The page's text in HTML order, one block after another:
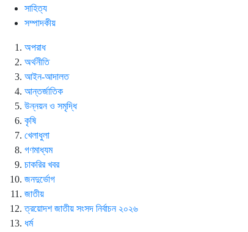
সাহিত্য
সম্পাদকীয়
অপরাধ
অর্থনীতি
আইন-আদালত
আন্তর্জাতিক
উন্নয়ন ও সমৃদ্ধি
কৃষি
খেলাধুলা
গণমাধ্যম
চাকরির খবর
জনদুর্ভোগ
জাতীয়
ত্রয়োদশ জাতীয় সংসদ নির্বাচন ২০২৬
ধর্ম